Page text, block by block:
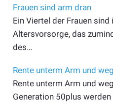
Frauen sind arm dran
Ein Viertel der Frauen
Altersvorsorge, das
des…
Rente unterm Arm und weg
Rente unterm Arm und
Generation 50plus